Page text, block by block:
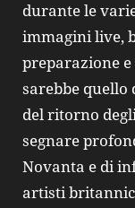
durante le
immagini live,
preparazione
sarebbe quello
del ritorno
segnare
Novanta e di
artisti